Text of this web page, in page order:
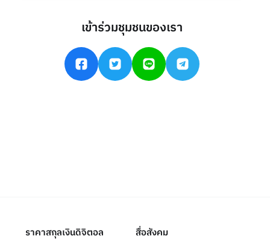
เข้าร่วมชุมชนของเรา
ราคาสกุลเงินดิจิตอล สื่อสังคม